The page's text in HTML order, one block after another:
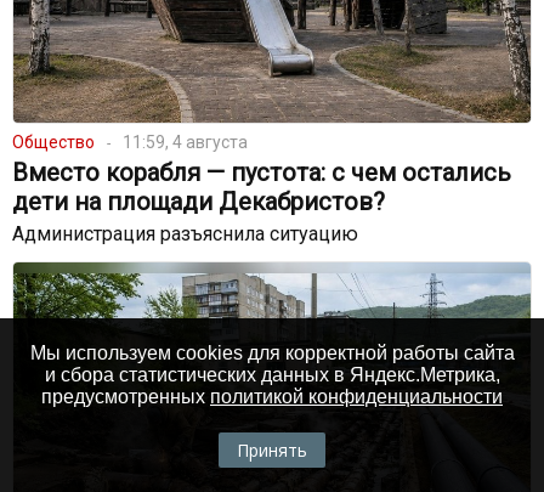
Общество 11:59, 4 августа
Вместо корабля — пустота: с чем остались
дети на площади Декабристов?
Администрация разъяснила ситуацию
Мы используем cookies для корректной работы сайта
и сбора статистических данных в Яндекс.Метрика,
предусмотренных политикой конфиденциальности
Принять